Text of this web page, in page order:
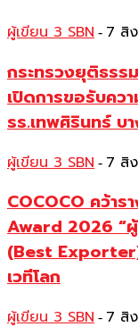
ผู้เขียน 3 SBN - 7 สิ
กระทรวงยุติธรร
เปิดการขอรับคว
รร.เทพศิรินทร์ บ
ผู้เขียน 3 SBN - 7 สิ
COCOCO คว้า
Award 2026 “
(Best
เวทีโลก
ผู้เขียน 3 SBN - 7 สิ